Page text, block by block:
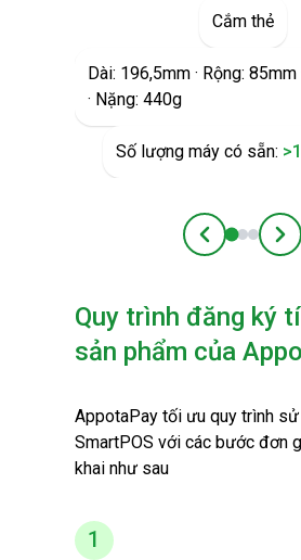
Cắm thẻ
Dài: 196,5mm · Rộng: 85mm
· Nặng: 440g
Số lượng máy có sẵn:
Quy trình đăng ký
sản phẩm của
AppotaPay tối ưu quy trình
SmartPOS với các bước đơn
khai như sau
1